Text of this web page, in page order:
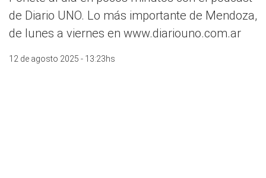
de Diario UNO. Lo más importante de Mendoza,
de lunes a viernes en www.diariouno.com.ar
12 de agosto 2025 - 13:23hs